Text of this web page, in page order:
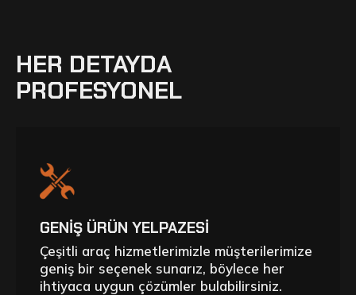
HER DETAYDA
PROFESYONEL
GENİŞ ÜRÜN YELPAZESİ
Çeşitli araç hizmetlerimizle müşterilerimize
geniş bir seçenek sunarız, böylece her
ihtiyaca uygun çözümler bulabilirsiniz.